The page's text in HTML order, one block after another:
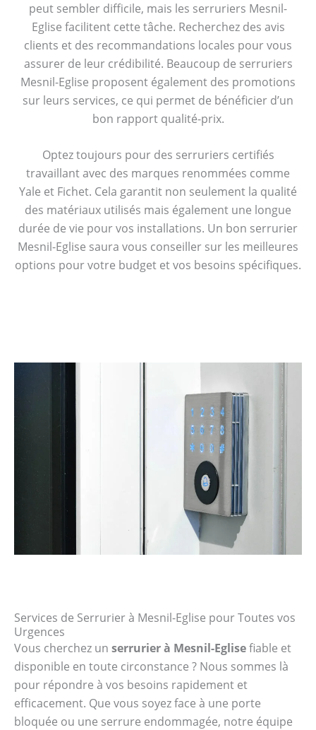
peut sembler difficile, mais les serruriers Mesnil-
Eglise facilitent cette tâche. Recherchez des avis
clients et des recommandations locales pour vous
assurer de leur crédibilité. Beaucoup de serruriers
Mesnil-Eglise proposent également des promotions
sur leurs services, ce qui permet de bénéficier d’un
bon rapport qualité-prix.
Optez toujours pour des serruriers certifiés
travaillant avec des marques renommées comme
Yale et Fichet. Cela garantit non seulement la qualité
des matériaux utilisés mais également une longue
durée de vie pour vos installations. Un bon serrurier
Mesnil-Eglise saura vous conseiller sur les meilleures
options pour votre budget et vos besoins spécifiques.
Services de Serrurier à Mesnil-Eglise pour Toutes vos
Urgences
Vous cherchez un serrurier à Mesnil-Eglisefiable et
disponible en toute circonstance ? Nous sommes là
pour répondre à vos besoins rapidement et
efficacement. Que vous soyez face à une porte
bloquée ou une serrure endommagée, notre équipe